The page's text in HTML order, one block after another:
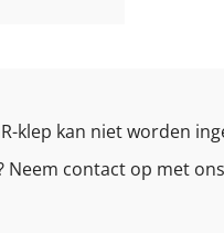
klep kan niet worden
Neem contact op met